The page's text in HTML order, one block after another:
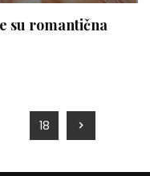
su romantična
18